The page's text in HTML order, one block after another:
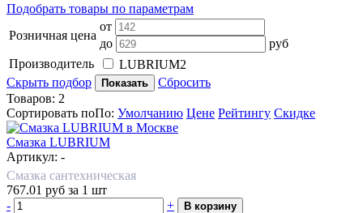
Подобрать товары по параметрам
Розничная цена
от
до
руб
Производитель
LUBRIUM2
Скрыть подбор
Показать
Сбросить
Товаров: 2
Сортировать поПо: Умолчанию Цене Рейтингу Скидке
Смазка LUBRIUM
Артикул: -
Смазка сантехническая
767.01 руб за 1 шт
-
+ В корзину